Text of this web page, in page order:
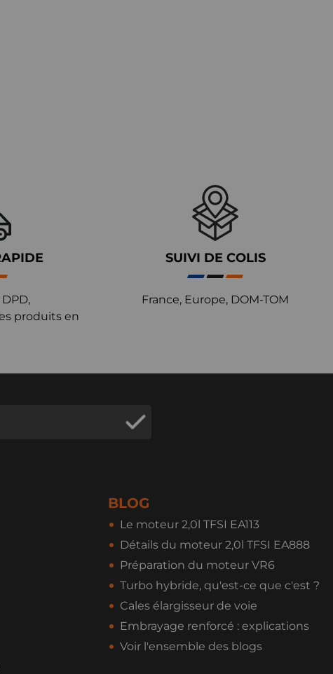
produits en
SUIVI DE COLIS
France, Europe, DOM-TOM
BLOG
Le moteur 2,0l TFSI EA113
Détails du moteur 2,0l TFSI EA888
Préparation du moteur VR6
Turbo hybride, qu'est-ce que c'est ?
Cales élargisseur de voie
Embrayage renforcé : explications
Voir l'ensemble des blogs